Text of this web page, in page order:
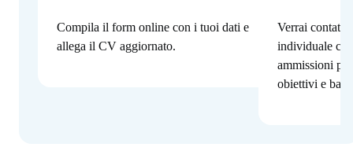
Compila il form online con i tuoi dati e
allega il CV aggiornato.
Verrai
individuale
ammissioni
obiettivi e